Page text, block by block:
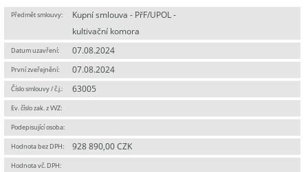
Předmět smlouvy:
Kupní smlouva - PřF/UPOL -
kultivační komora
Datum uzavření: 07.08.2024
První zveřejnění: 07.08.2024
Číslo smlouvy / č.j.: 63005
Ev. číslo zak. z VVZ:
Podepisující osoba:
Hodnota bez DPH: 928 890,00 CZK
Hodnota vč. DPH: